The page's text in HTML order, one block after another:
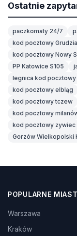
Ostatnie
paczkomaty 24/7
kod pocztowy
kod pocztowy Nowy
PP Katowice S105
legnica kod pocztowy
kod pocztowy elbląg
kod pocztowy tczew
kod pocztowy
kod pocztowy zywiec
Gorzów Wielkopolski
POPULARNE
Warszawa
Kraków